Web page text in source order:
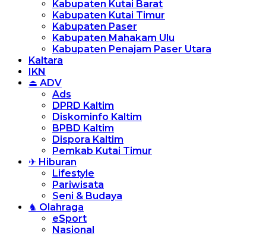
Kabupaten Kutai Barat
Kabupaten Kutai Timur
Kabupaten Paser
Kabupaten Mahakam Ulu
Kabupaten Penajam Paser Utara
Kaltara
IKN
⏏ ADV
Ads
DPRD Kaltim
Diskominfo Kaltim
BPBD Kaltim
Dispora Kaltim
Pemkab Kutai Timur
✈ Hiburan
Lifestyle
Pariwisata
Seni & Budaya
♞ Olahraga
eSport
Nasional